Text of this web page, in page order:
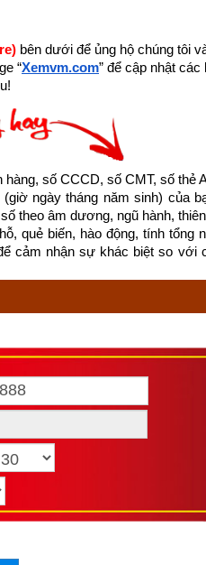
đế
ăn nói, giỏi ngoại giao, là người
có nhiều bạn bè nhưng nếu
vào “ba tấc lưỡi” để đạt được
được hơi hướng mất lòng người
hình thể cân đối, uyển chuyển.
nghe. Dù là nam hay nữ thì
vọng, họ biết cách sử dụng đầu
cảm, sống lãnh đạm, sẵn
để đổi chác quyền lực, tiền
địa vị cao trong xã hội. Có lắm
phi pháp.
Ngọc hạp chánh tông
bên dưới để ủng hộ chúng tôi
“Xemvm.com” để cập nhật các
số CCCD, số CMT, số thẻ
ngày tháng năm sinh) của
theo âm dương, ngũ hành,
quẻ biến, hào động, tính tổng
cảm nhận sự khác biệt so với